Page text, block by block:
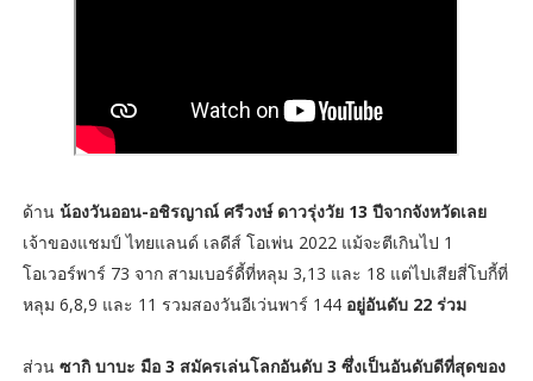
ด้านน้องวันออน-อชิรญาณ์ ศรีวงษ์ ดาวรุ่งวัย 13 ปีจากจังหวัดเลย
เจ้าของแชมป์ ไทยแลนด์ เลดีส์ โอเพ่น 2022 แม้จะตีเกินไป 1
โอเวอร์พาร์ 73 จาก สามเบอร์ดี้ที่หลุม 3,13 และ 18 แต่ไปเสียสี่โบกี้ที่
หลุม 6,8,9 และ 11 รวมสองวันอีเว่นพาร์ 144 อยู่อันดับ 22 ร่วม
ส่วน ซากิ บาบะ มือ 3 สมัครเล่นโลกอันดับ 3 ซึ่งเป็นอันดับดีที่สุดของ